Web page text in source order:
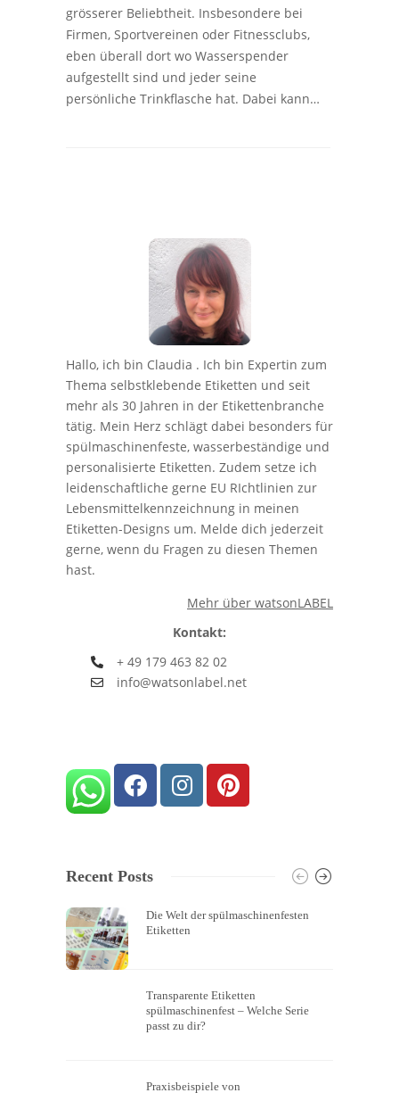
grösserer Beliebtheit. Insbesondere bei
Firmen, Sportvereinen oder Fitnessclubs,
eben überall dort wo Wasserspender
aufgestellt sind und jeder seine
persönliche Trinkflasche hat. Dabei kann…
Hallo, ich bin Claudia . Ich bin Expertin zum
Thema selbstklebende Etiketten und seit
mehr als 30 Jahren in der Etikettenbranche
tätig. Mein Herz schlägt dabei besonders für
spülmaschinenfeste, wasserbeständige und
personalisierte Etiketten. Zudem setze ich
leidenschaftliche gerne EU RIchtlinien zur
Lebensmittelkennzeichnung in meinen
Etiketten-Designs um. Melde dich jederzeit
gerne, wenn du Fragen zu diesen Themen
hast.
Mehr über watsonLABEL
Kontakt:
+ 49 179 463 82 02
info@watsonlabel.net
Recent Posts
Die Welt der spülmaschinenfesten
Etiketten
Transparente Etiketten
spülmaschinenfest – Welche Serie
passt zu dir?
Praxisbeispiele von